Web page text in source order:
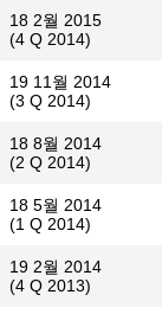
18 2월 2015
(4 Q 2014)
19 11월 2014
(3 Q 2014)
18 8월 2014
(2 Q 2014)
18 5월 2014
(1 Q 2014)
19 2월 2014
(4 Q 2013)